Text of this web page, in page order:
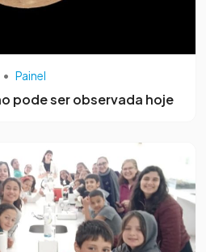
• Painel
pode ser observada hoje